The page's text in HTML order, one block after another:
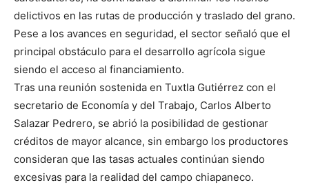
delictivos en las rutas de producción y traslado del grano.
Pese a los avances en seguridad, el sector señaló que el
principal obstáculo para el desarrollo agrícola sigue
siendo el acceso al financiamiento.
Tras una reunión sostenida en Tuxtla Gutiérrez con el
secretario de Economía y del Trabajo, Carlos Alberto
Salazar Pedrero, se abrió la posibilidad de gestionar
créditos de mayor alcance, sin embargo los productores
consideran que las tasas actuales continúan siendo
excesivas para la realidad del campo chiapaneco.